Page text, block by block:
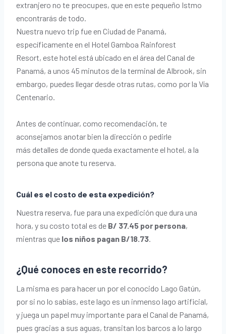
extranjero no te preocupes, que en este pequeño Istmo
encontrarás de todo.
Nuestra nuevo trip fue en Ciudad de Panamá,
específicamente en el Hotel Gamboa Rainforest
Resort, este hotel está ubicado en el área del Canal de
Panamá, a unos 45 minutos de la terminal de Albrook, sin
embargo, puedes llegar desde otras rutas, como por la Vía
Centenario.
Antes de continuar, como recomendación, te
aconsejamos anotar bien la dirección o pedirle
más detalles de donde queda exactamente el hotel, a la
persona que anote tu reserva.
Cuál es el costo de esta expedición?
Nuestra reserva, fue para una expedición que dura una
hora, y su costo total es de B/ 37.45 por persona,
mientras que los niños pagan B/18.73.
¿Qué conoces en este recorrido?
La misma es para hacer un por el conocido Lago Gatún,
por si no lo sabías, este lago es un inmenso lago artificial,
y juega un papel muy importante para el Canal de Panamá,
pues gracias a sus aguas, transitan los barcos a lo largo